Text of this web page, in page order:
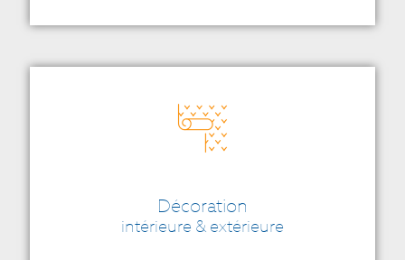
Décoration
intérieure & extérieure